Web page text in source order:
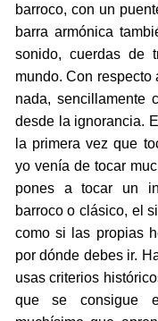
barroco, con un
barra armónica
sonido, cuerdas de
mundo. Con
nada, sencillamente
desde la ignorancia.
la primera vez que
yo venía de tocar
pones a tocar un
barroco o clásico, el
como si las propias
por dónde debes ir.
usas criterios
que se consigue